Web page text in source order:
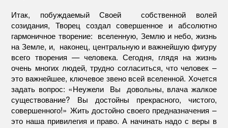
Итак, побуждаемый Своей собственной волей
созидания, Творец создал совершенное и абсолютно
гармоничное творение: вселенную, Землю и небо, жизнь
на Земле, и, наконец, центральную и важнейшую фигуру
всего творения — человека. Сегодня, глядя на жизнь
очень многих людей, трудно согласиться, что человек –
это важнейшее, ключевое звено всей вселенной. Хочется
задать вопрос: «Неужели Вы довольны, влача жалкое
существование? Вы достойны прекрасного, чистого,
совершенного!» Жить достойно своего предназначения –
это наша привилегия и право. А начинать надо с веры в